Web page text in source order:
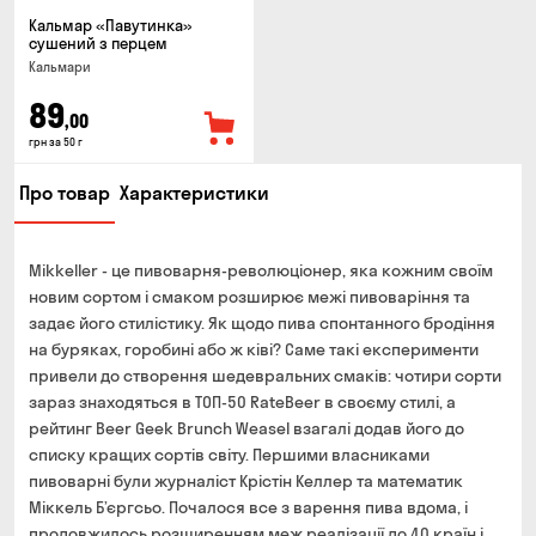
Кальмар «Павутинка»
сушений з перцем
Кальмари
89,00
грн за 50 г
Про товар Характеристики
Mikkeller - це пивоварня-революціонер, яка кожним своїм
новим сортом і смаком розширює межі пивоваріння та
задає його стилістику. Як щодо пива спонтанного бродіння
на буряках, горобині або ж ківі? Саме такі експерименти
привели до створення шедевральних смаків: чотири сорти
зараз знаходяться в ТОП-50 RateBeer в своєму стилі, а
рейтинг Beer Geek Brunch Weasel взагалі додав його до
списку кращих сортів світу. Першими власниками
пивоварні були журналіст Крістін Келлер та математик
Міккель Б’єргсьо. Почалося все з варення пива вдома, і